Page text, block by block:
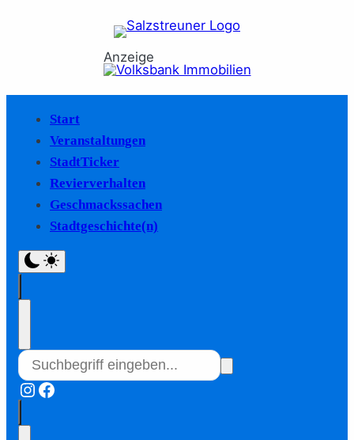
Anzeige
Start
Veranstaltungen
StadtTicker
Revierverhalten
Geschmackssachen
Stadtgeschichte(n)
Instagram
Facebook